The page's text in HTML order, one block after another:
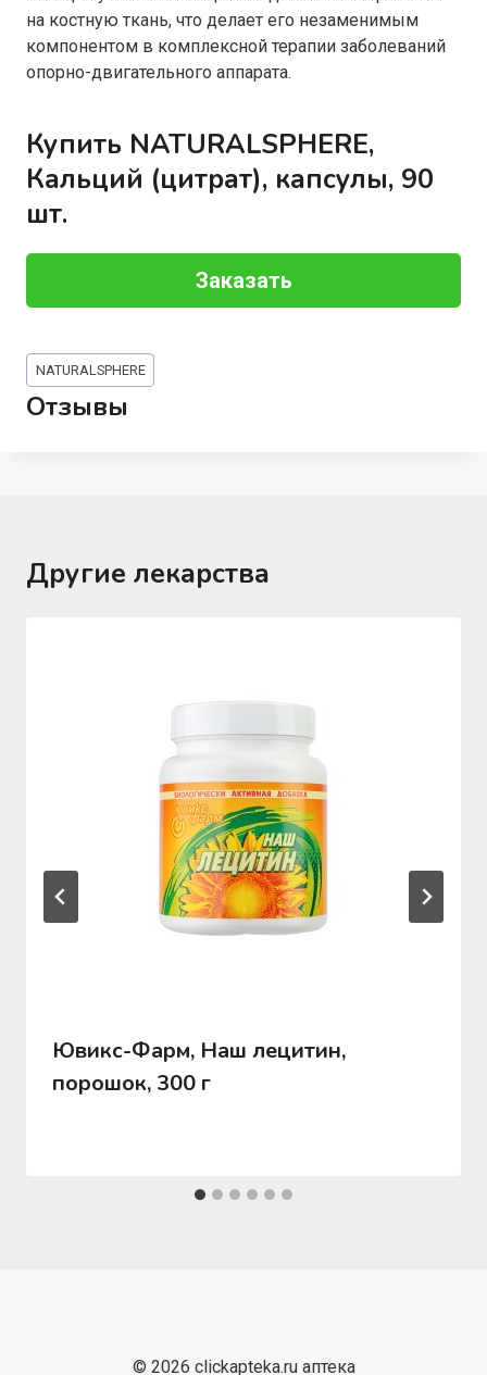
на костную ткань, что делает его незаменимым
компонентом в комплексной терапии заболеваний
опорно-двигательного аппарата.
Купить NATURALSPHERE,
Кальций (цитрат), капсулы, 90
шт.
Заказать
Метки
записи:
NATURALSPHERE
Отзывы
Другие лекарства
Ювикс-Фарм, Наш лецитин,
порошок, 300 г
© 2026 clickapteka.ru аптека